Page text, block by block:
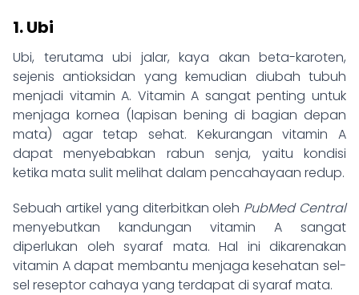
1. Ubi
Ubi, terutama ubi jalar, kaya akan beta-karoten,
sejenis antioksidan yang kemudian diubah tubuh
menjadi vitamin A. Vitamin A sangat penting untuk
menjaga kornea (lapisan bening di bagian depan
mata) agar tetap sehat. Kekurangan vitamin A
dapat menyebabkan rabun senja, yaitu kondisi
ketika mata sulit melihat dalam pencahayaan redup.
Sebuah artikel yang diterbitkan oleh PubMed Central
menyebutkan kandungan vitamin A sangat
diperlukan oleh syaraf mata. Hal ini dikarenakan
vitamin A dapat membantu menjaga kesehatan sel-
sel reseptor cahaya yang terdapat di syaraf mata.